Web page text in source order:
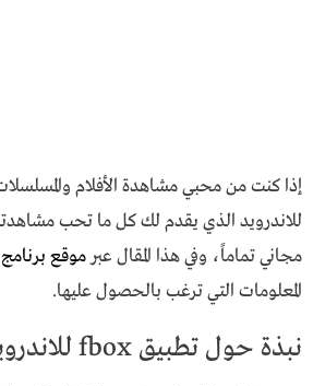
للاندرويد الذي يقدم لك كل ما تحب
مجاني تماماً، وفي هذا المقال عبرموقع برنامج
المعلومات التي ترغب بالحصول عليها.
نبذة حول تطبيق fbox للاندرويد